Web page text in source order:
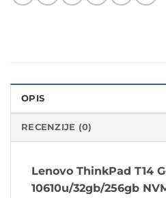
OPIS
RECENZIJE (0)
Lenovo ThinkPad T14
10610u/32gb/256gb